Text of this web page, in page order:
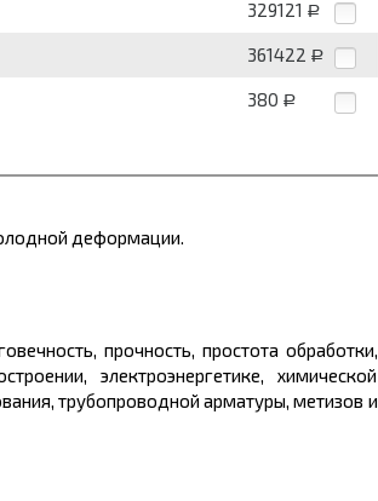
329121 Р
361422 Р
380 Р
деформации.
прочность, простота обработки,
электроэнергетике, химической
трубопроводной арматуры, метизов и